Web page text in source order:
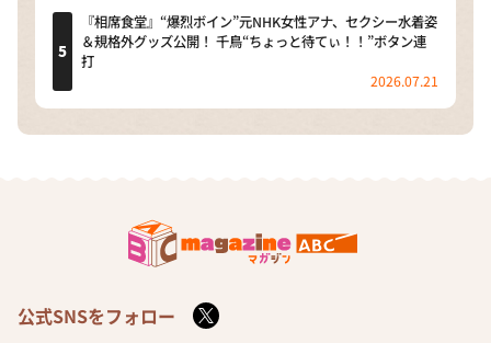
『相席食堂』“爆烈ボイン”元NHK女性アナ、セクシー水着姿
＆規格外グッズ公開！ 千鳥“ちょっと待てぃ！！”ボタン連
打
2026.07.21
公式SNSをフォロー